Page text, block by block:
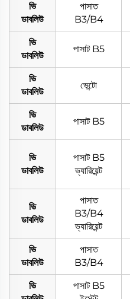
ভি
ডাবলিউ
পাসাত
B3/B4
ভি
ডাবলিউ
পাসাট B5
ভি
ডাবলিউ
ভেন্টো
ভি
ডাবলিউ
পাসাট B5
ভি
ডাবলিউ
পাসাট B5
ভ্যারিয়েন্ট
ভি
ডাবলিউ
পাসাত
B3/B4
ভ্যারিয়েন্ট
ভি
ডাবলিউ
পাসাত
B3/B4
ভি
পাসাট B5